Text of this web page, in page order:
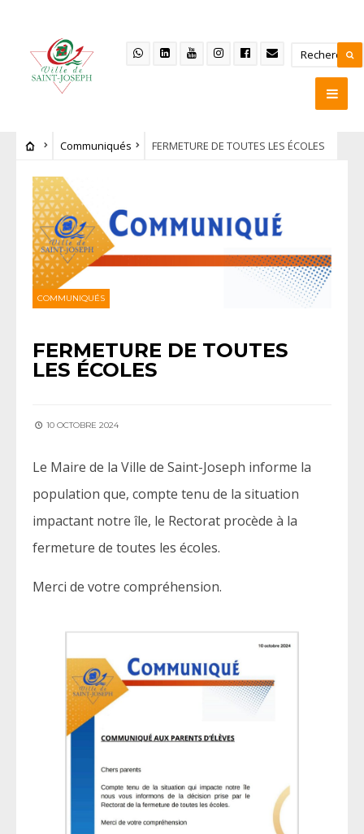
Communiqués FERMETURE DE TOUTES LES ÉCOLES
COMMUNIQUÉS
FERMETURE DE TOUTES
LES ÉCOLES
10 OCTOBRE 2024
Le Maire de la Ville de Saint-Joseph informe la
population que, compte tenu de la situation
impactant notre île, le Rectorat procède à la
fermeture de toutes les écoles.
Merci de votre compréhension.